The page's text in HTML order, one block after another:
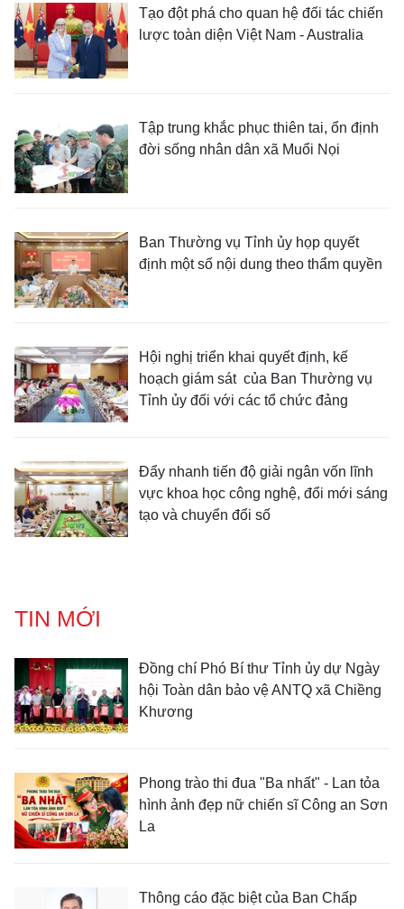
Tạo đột phá cho quan hệ đối tác chiến
lược toàn diện Việt Nam - Australia
Tập trung khắc phục thiên tai, ổn định
đời sống nhân dân xã Muổi Nọi
Ban Thường vụ Tỉnh ủy họp quyết
định một số nội dung theo thẩm quyền
Hội nghị triển khai quyết định, kế
hoạch giám sát của Ban Thường vụ
Tỉnh ủy đối với các tổ chức đảng
Đẩy nhanh tiến độ giải ngân vốn lĩnh
vực khoa học công nghệ, đổi mới sáng
tạo và chuyển đổi số
TIN MỚI
Đồng chí Phó Bí thư Tỉnh ủy dự Ngày
hội Toàn dân bảo vệ ANTQ xã Chiềng
Khương
Phong trào thi đua "Ba nhất" - Lan tỏa
hình ảnh đẹp nữ chiến sĩ Công an Sơn
La
Thông cáo đặc biệt của Ban Chấp